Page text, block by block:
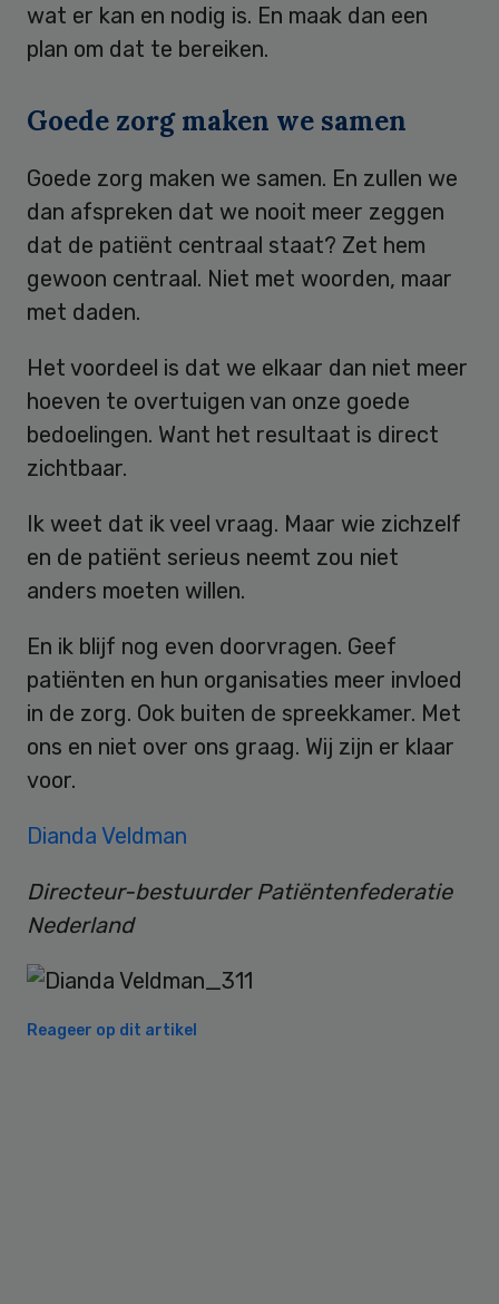
wat er kan en nodig is. En maak dan een
plan om dat te bereiken.
Goede zorg maken we samen
Goede zorg maken we samen. En zullen we
dan afspreken dat we nooit meer zeggen
dat de patiënt centraal staat? Zet hem
gewoon centraal. Niet met woorden, maar
met daden.
Het voordeel is dat we elkaar dan niet meer
hoeven te overtuigen van onze goede
bedoelingen. Want het resultaat is direct
zichtbaar.
Ik weet dat ik veel vraag. Maar wie zichzelf
en de patiënt serieus neemt zou niet
anders moeten willen.
En ik blijf nog even doorvragen. Geef
patiënten en hun organisaties meer invloed
in de zorg. Ook buiten de spreekkamer. Met
ons en niet over ons graag. Wij zijn er klaar
voor.
Dianda Veldman
Directeur-bestuurder Patiëntenfederatie
Nederland
Reageer op dit artikel